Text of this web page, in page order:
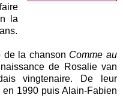
la
de la chanson Comme au
de Rosalie van
vingtenaire. De leur
1990 puis Alain-Fabien